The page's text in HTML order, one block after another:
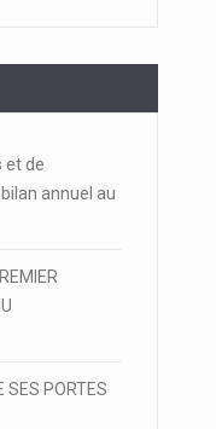
et de
annuel au
SES PORTES